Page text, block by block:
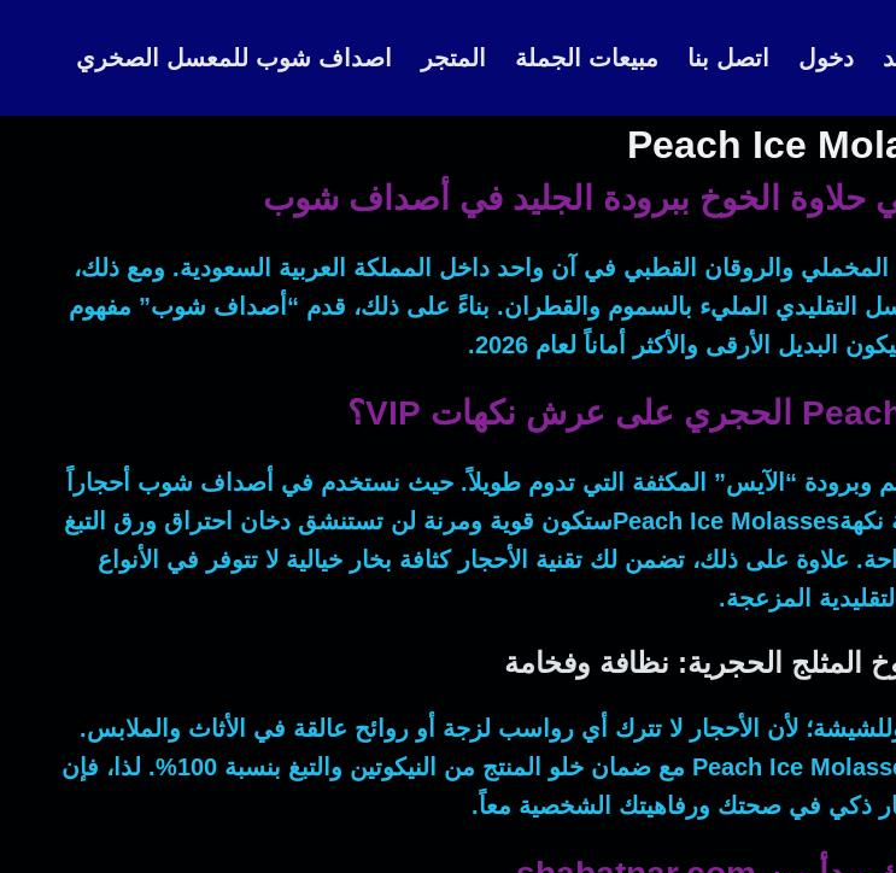
دخول اتصل بنا مبيعات الجملة المتجر اصداف شوب للمعسل الصخري
Peach Ice
المخملي والروقان القطبي في آن واحد داخل المملكة العربية السعودية. ومع ذلك،
التقليدي المليء بالسموم والقطران. بناءً على ذلك، قدم “أصداف شوب” مفهوم
البديل الأرقى والأكثر أماناً لعام 2026.
“الآيس” المكثفة التي تدوم طويلاً. حيث نستخدم في أصداف شوب أحجاراً
،نجربة نكهةPeach Ice Molassesستكون قوية ومرنة لن تستنشق دخان احتراق ورق التبغ
علاوة على ذلك، تضمن لك تقنية الأحجار كثافة بخار خيالية لا تتوفر في الأنواع
التقليدية المزعجة.
المثلج الحجرية: نظافة وفخامة
لأن الأحجار لا تترك أي رواسب لزجة أو روائح عالقة في الأثاث والملابس.
لذا ، فإن
ذكي في صحتك ورفاهيتك الشخصية معاً.